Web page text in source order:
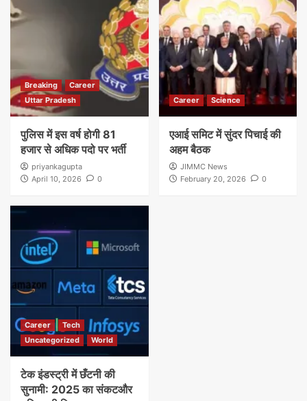
Breaking
Career
Uttar Pradesh
पुलिस में इस वर्ष होगी 81
हजार से अधिक पदो पर भर्ती
priyankagupta
April 10, 2026
0
Career Science
एआई समिट में सुंदर पिचाई की
अहम बैठक
JIMMC News
February 20, 2026
0
Career
Tech
Uncategorized
World
टेक इंडस्ट्री में छँटनी की
सुनामी: 2025 का संकटऔर